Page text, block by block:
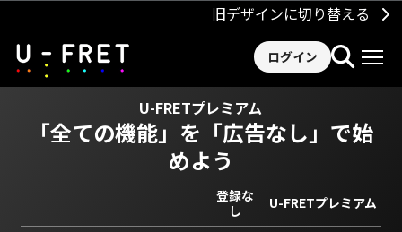
旧デザインに切り替える
ログイン
U-FRETプレミアム
「全ての機能」を 「広告なし」で始
めよう
登録な
し
U-FRETプレミアム